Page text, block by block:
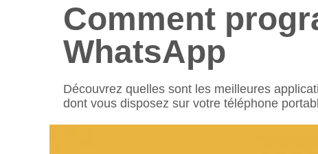
Comment
WhatsApp
Découvrez quelles sont les meilleures
dont vous disposez sur votre téléphone